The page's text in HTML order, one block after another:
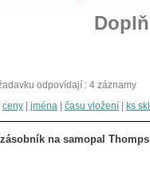
odpovídají : 4 záznamy
ceny jména času vložení ks
na samopal